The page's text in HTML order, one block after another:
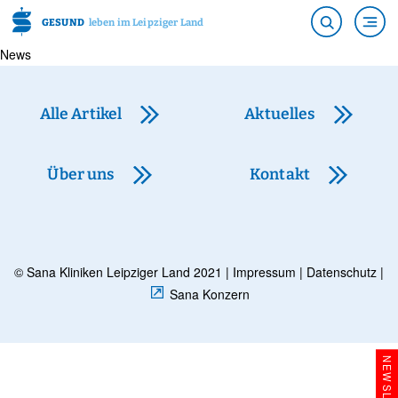
GESUND leben im Leipziger Land
News
Alle Artikel Aktuelles
Über uns Kontakt
© Sana Kliniken Leipziger Land 2021 | Impressum | Datenschutz |
Sana Konzern